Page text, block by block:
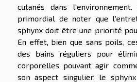
cutanés dans
primordial de noter que
sphynx doit être une priorité
En effet, bien que sans poils,
des bains réguliers pour
corporelles pouvant agir
son aspect singulier, le